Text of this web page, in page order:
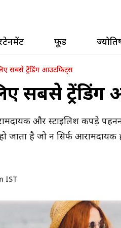
फूड
सबसे ट्रेंडिंग आउटफिट्स
सबसे
और स्टाइलिश कपड़े
है जो न सिर्फ आरामदायक
IST